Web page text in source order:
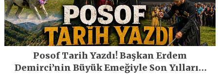
Posof Tarih Yazdı! Başkan Erdem
Demirci’nin Büyük Emeğiyle Son Yılların